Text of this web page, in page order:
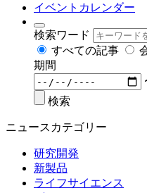
イベントカレンダー
検索ワード
すべての記事
期間
検索
ニュースカテゴリー
研究開発
新製品
ライフサイエンス